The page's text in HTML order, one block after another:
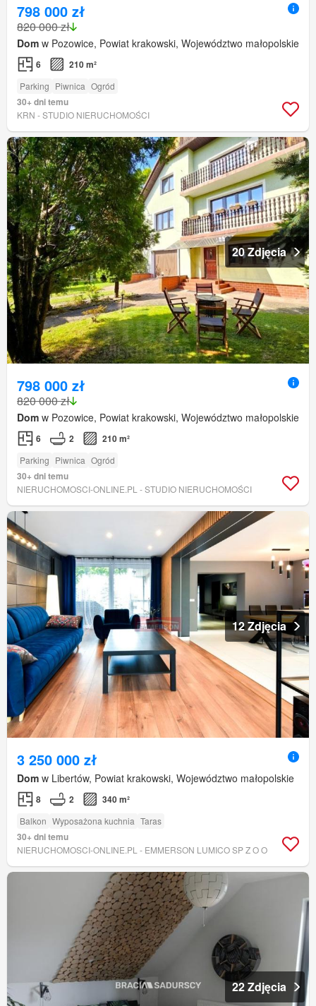
798 000 zł
820 000 zł
Dom w Pozowice, Powiat krakowski, Województwo małopolskie
6 210 m²
Parking Piwnica Ogród
30+ dni temu
KRN - STUDIO NIERUCHOMOŚCI
20 Zdjęcia
798 000 zł
820 000 zł
Dom w Pozowice, Powiat krakowski, Województwo małopolskie
6 2 210 m²
Parking Piwnica Ogród
30+ dni temu
NIERUCHOMOSCI-ONLINE.PL - STUDIO NIERUCHOMOŚCI
12 Zdjęcia
3 250 000 zł
Dom w Libertów, Powiat krakowski, Województwo małopolskie
8 2 340 m²
Balkon Wyposażona kuchnia Taras
30+ dni temu
NIERUCHOMOSCI-ONLINE.PL - EMMERSON LUMICO SP Z O O
22 Zdjęcia